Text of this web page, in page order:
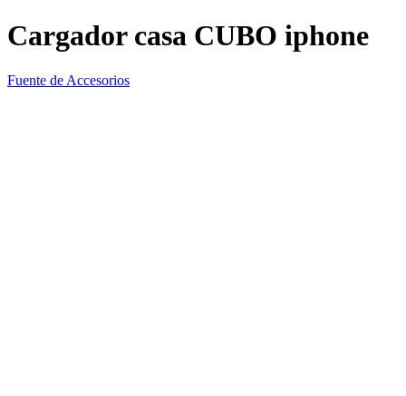
Cargador casa CUBO iphone
Fuente de Accesorios